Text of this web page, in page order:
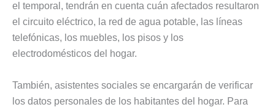
el temporal, tendrán en cuenta cuán afectados resultaron
el circuito eléctrico, la red de agua potable, las líneas
telefónicas, los muebles, los pisos y los
electrodomésticos del hogar.
También, asistentes sociales se encargarán de verificar
los datos personales de los habitantes del hogar. Para